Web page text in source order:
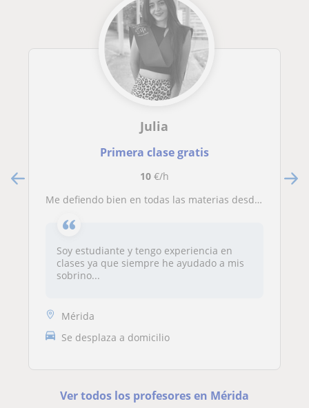
Julia
Primera clase gratis
10€/h
Me defiendo bien en todas las materias desde primaria hasta la ESO, también para apoyo a niños de edades más pequeñas tanto para crear actividades específicas o de entretenimiento a la vez de aprendizaje
Soy estudiante y tengo experiencia en
clases ya que siempre he ayudado a mis
sobrino...
Mérida
Se desplaza a domicilio
Ver todos los profesores en Mérida